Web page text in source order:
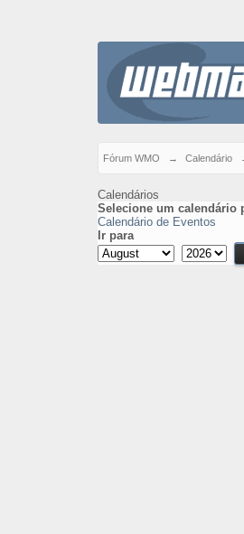
Fórum WMO → Calendário
Calendários
Selecione um calendário
Calendário de Eventos
Ir para